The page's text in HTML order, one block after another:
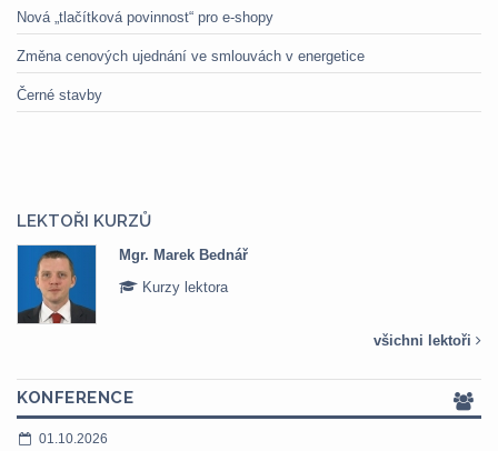
Nová „tlačítková povinnost“ pro e-shopy
Změna cenových ujednání ve smlouvách v energetice
Černé stavby
LEKTOŘI KURZŮ
Mgr. Marek Bednář
Kurzy lektora
všichni lektoři
KONFERENCE
01.10.2026